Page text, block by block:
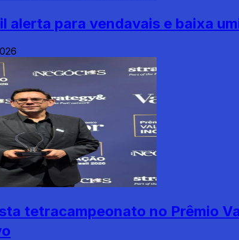
alerta para vendavais e baixa
tetracampeonato no Prêmio